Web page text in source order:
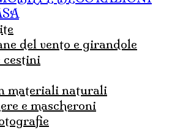
del vento e girandole
cestini
materiali naturali
e mascheroni